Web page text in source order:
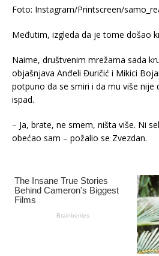
Foto: Instagram/Printscreen/
Međutim, izgleda da je tome došao
Naime, društvenim mrežama sada
objašnjava Anđeli Đuričić i Mikici
potpuno da se smiri i da mu više nije
ispad.
– Ja, brate, ne smem, ništa više. Ni
obećao sam – požalio se Zvezdan.